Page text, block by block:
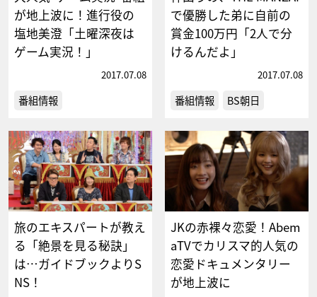
が地上波に！進行役の
塩地美澄「土曜深夜は
ゲーム実況！」
2017.07.08
番組情報
で優勝した弟に自前の
賞金100万円「2人で分
けるんだよ」
2017.07.08
番組情報 BS朝日
旅のエキスパートが教え
る「絶景を見る秘訣」
は…ガイドブックよりS
NS！
JKの赤裸々恋愛！Abem
aTVでカリスマ的人気の
恋愛ドキュメンタリー
が地上波に